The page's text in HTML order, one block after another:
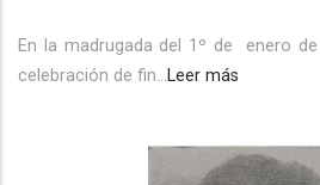
En la madrugada del 1º de
enero
celebración de fin...Leer más